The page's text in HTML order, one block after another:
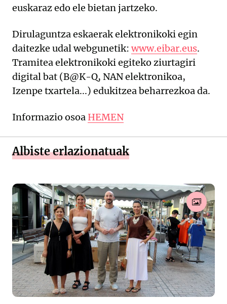
euskaraz edo ele bietan jartzeko.
Dirulaguntza eskaerak elektronikoki egin
daitezke udal webgunetik: www.eibar.eus.
Tramitea elektronikoki egiteko ziurtagiri
digital bat (B@K-Q, NAN elektronikoa,
Izenpe txartela...) edukitzea beharrezkoa da.
Informazio osoa HEMEN
Albiste erlazionatuak